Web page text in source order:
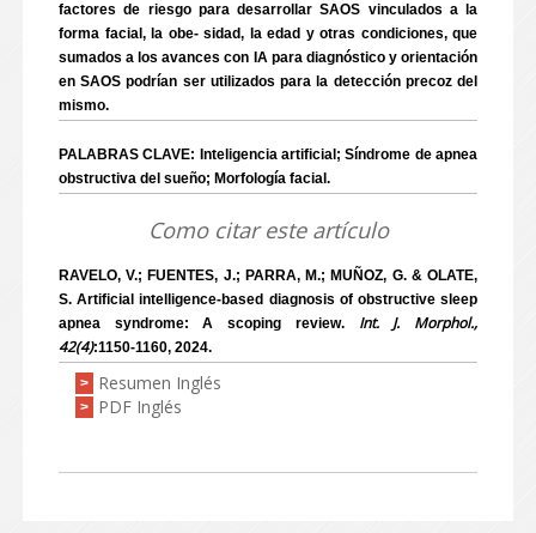
factores de riesgo para desarrollar SAOS vinculados a la
forma facial, la obe- sidad, la edad y otras condiciones, que
sumados a los avances con IA para diagnóstico y orientación
en SAOS podrían ser utilizados para la detección precoz del
mismo.
PALABRAS CLAVE: Inteligencia artificial; Síndrome de apnea
obstructiva del sueño; Morfología facial.
Como citar este artículo
RAVELO, V.; FUENTES, J.; PARRA, M.; MUÑOZ, G. & OLATE,
S. Artificial intelligence-based diagnosis of obstructive sleep
apnea syndrome: A scoping review.
Int. J. Morphol.,
42(4):1150-1160, 2024.
> Resumen Inglés
> PDF Inglés